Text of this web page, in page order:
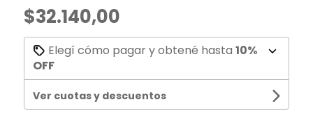
$32.140,00
Elegí cómo pagar y obtené hasta 10%
OFF
Ver cuotas y descuentos